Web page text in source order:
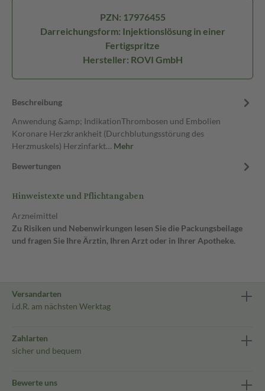
PZN: 17976455
Darreichungsform: Injektionslösung in einer
Fertigspritze
Hersteller: ROVI GmbH
Beschreibung
Anwendung &amp; IndikationThrombosen und Embolien
Koronare Herzkrankheit (Durchblutungsstörung des
Herzmuskels) Herzinfarkt… Mehr
Bewertungen
Hinweistexte und Pflichtangaben
Arzneimittel
Zu Risiken und Nebenwirkungen lesen Sie die Packungsbeilage
und fragen Sie Ihre Ärztin, Ihren Arzt oder in Ihrer Apotheke.
Versandarten
i.d.R. am nächsten Werktag
Zahlarten
sicher und bequem
Bewerte uns